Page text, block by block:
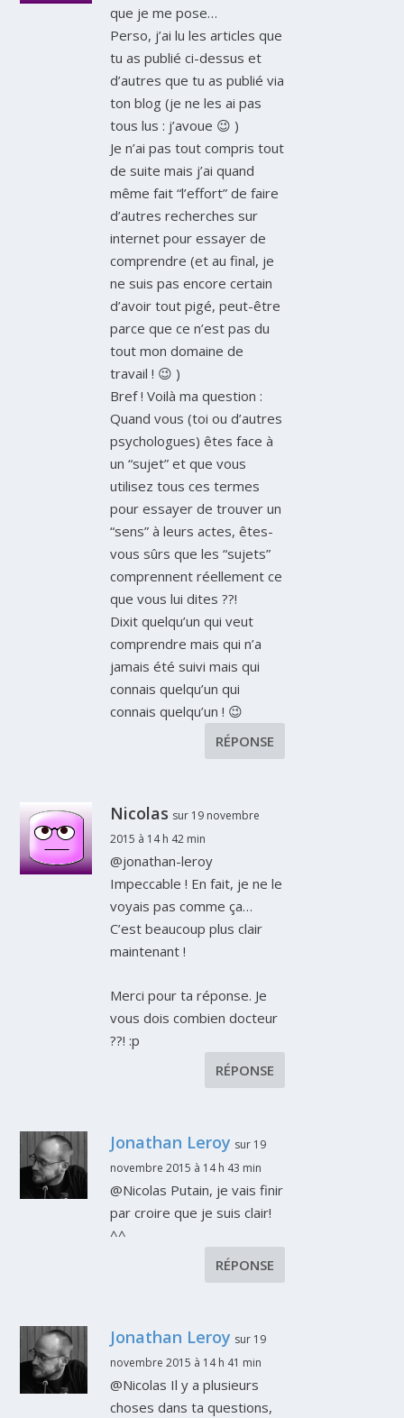
que je me pose…
Perso, j’ai lu les articles que
tu as publié ci-dessus et
d’autres que tu as publié via
ton blog (je ne les ai pas
tous lus : j’avoue 😉 )
Je n’ai pas tout compris tout
de suite mais j’ai quand
même fait “l’effort” de faire
d’autres recherches sur
internet pour essayer de
comprendre (et au final, je
ne suis pas encore certain
d’avoir tout pigé, peut-être
parce que ce n’est pas du
tout mon domaine de
travail ! 😉 )
Bref ! Voilà ma question :
Quand vous (toi ou d’autres
psychologues) êtes face à
un “sujet” et que vous
utilisez tous ces termes
pour essayer de trouver un
“sens” à leurs actes, êtes-
vous sûrs que les “sujets”
comprennent réellement ce
que vous lui dites ??!
Dixit quelqu’un qui veut
comprendre mais qui n’a
jamais été suivi mais qui
connais quelqu’un qui
connais quelqu’un ! 😉
RÉPONSE
Nicolas sur 19 novembre
2015 à 14 h 42 min
@jonathan-leroy
Impeccable ! En fait, je ne le
voyais pas comme ça…
C’est beaucoup plus clair
maintenant !
Merci pour ta réponse. Je
vous dois combien docteur
??! :p
RÉPONSE
Jonathan Leroy sur 19
novembre 2015 à 14 h 43 min
@Nicolas Putain, je vais finir
par croire que je suis clair!
^^
RÉPONSE
Jonathan Leroy sur 19
novembre 2015 à 14 h 41 min
@Nicolas Il y a plusieurs
choses dans ta questions,